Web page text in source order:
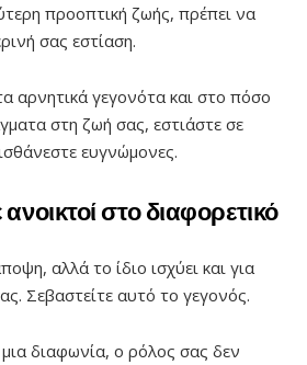
προοπτική ζωής, πρέπει να
σας εστίαση.
αρνητικά γεγονότα και στο πόσο
στη ζωή σας, εστιάστε σε
ευγνώμονες.
στο διαφορετικό
αλλά το ίδιο ισχύει και για
Σεβαστείτε αυτό το γεγονός.
διαφωνία, ο ρόλος σας δεν